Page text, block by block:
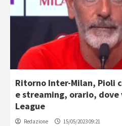
Ritorno Inter-Milan, Pioli
e streaming, orario, dove
League
Redazione 15/05/2023 09:21